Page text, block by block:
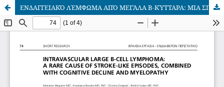
ΕΝΔΑΓΓΕΙΑΚΌ ΛΈΜΦΩΜΑ ΑΠΌ ΜΕΓΆΛΑ Β-ΚΎΤΤΑΡΑ: ΜΙΑ ΣΠΆΝΙΑ ΝΌΣΟΣ, ΜΙΜΟΎΜΕΝΗ ΕΓΚΕΦΑΛΙΚΆ ΕΠΕΙΣΌΔΙΑ, ΤΑΧΈΩΣ ΕΞΕΛΙΣΣΌΜΕΝΗ ΆΝΟΙΑ ΚΑΙ ΜΥΕΛΟΠΆΘΕΙΑ